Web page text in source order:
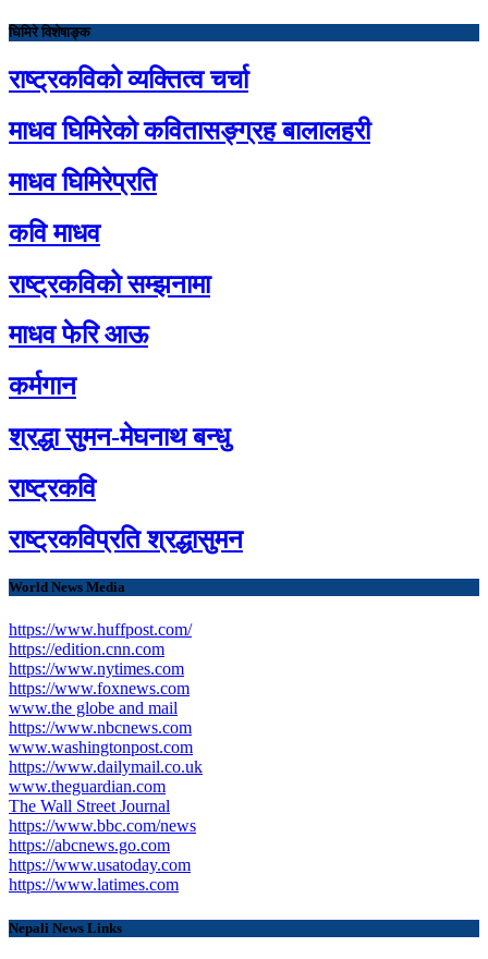
घिमिरे विशेषाङ्क
राष्ट्रकविको व्यक्तित्व चर्चा
माधव घिमिरेको कवितासङ्ग्रह बालालहरी
माधव घिमिरेप्रति
कवि माधव
राष्ट्रकविको सम्झनामा
माधव फेरि आऊ
कर्मगान
श्रद्धा सुमन-मेघनाथ बन्धु
राष्ट्रकवि
राष्ट्रकविप्रति श्रद्धासुमन
World News Media
https://www.huffpost.com/
https://edition.cnn.com
https://www.nytimes.com
https://www.foxnews.com
www.the globe and mail
https://www.nbcnews.com
www.washingtonpost.com
https://www.dailymail.co.uk
www.theguardian.com
The Wall Street Journal
https://www.bbc.com/news
https://abcnews.go.com
https://www.usatoday.com
https://www.latimes.com
Nepali News Links